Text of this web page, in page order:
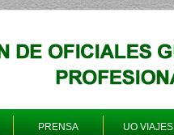
PRENSA UO VIAJES